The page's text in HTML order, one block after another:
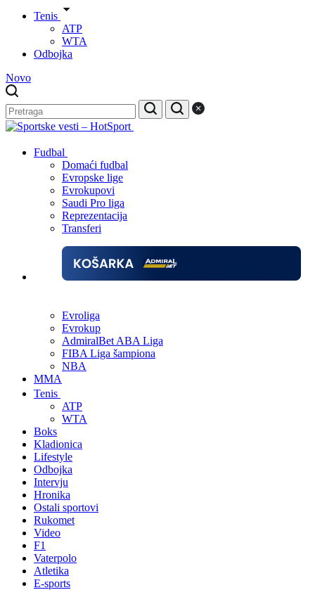
Tenis
ATP
WTA
Odbojka
Novo
Fudbal
Domaći fudbal
Evropske lige
Evrokupovi
Saudi Pro liga
Reprezentacija
Transferi
Evroliga
Evrokup
AdmiralBet ABA Liga
FIBA Liga šampiona
NBA
MMA
Tenis
ATP
WTA
Boks
Kladionica
Lifestyle
Odbojka
Intervju
Hronika
Ostali sportovi
Rukomet
Video
F1
Vaterpolo
Atletika
E-sports